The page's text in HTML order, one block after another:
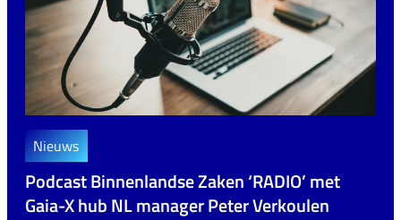
Nieuws
Podcast Binnenlandse Zaken ‘RADIO’ met
Gaia-X hub NL manager Peter Verkoulen